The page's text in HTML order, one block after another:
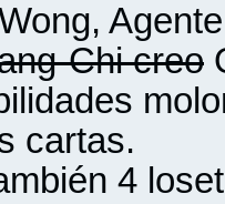
Chi creo
cartas.
4